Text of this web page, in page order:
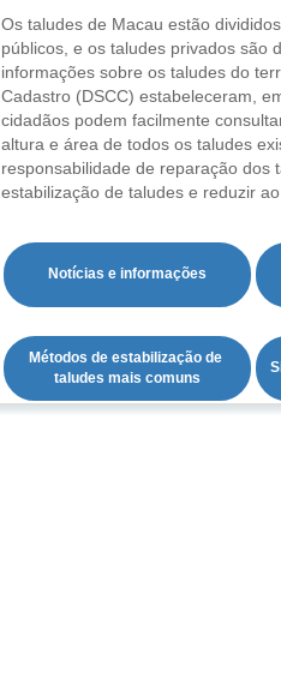
Os taludes de Macau estão
públicos, e os taludes privados são
informações sobre os taludes do
Cadastro (DSCC) estabeleceram,
cidadãos podem facilmente
altura e área de todos os taludes
responsabilidade de reparação dos
estabilização de taludes e reduzir
Notícias e informações
Métodos de estabilização de
taludes mais comuns